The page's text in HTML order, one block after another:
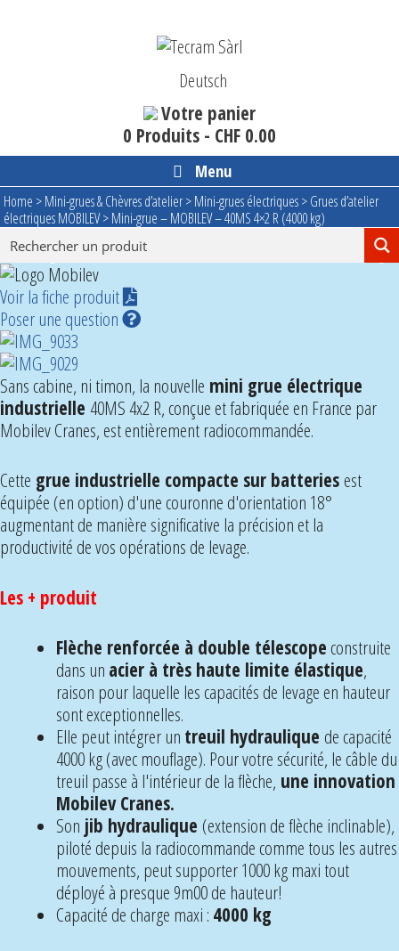
Deutsch
Votre panier
0 Produits - CHF 0.00
Menu
Home >Mini-grues & Chèvres d’atelier>Mini-grues électriques>Grues d’atelier
électriques MOBILEV>Mini-grue – MOBILEV – 40MS 4×2 R (4000 kg)
Mini-grue - MOBILEV - 40MS 4x2 R (4000 kg)
Voir la fiche produit
Poser une question
Sans cabine, ni timon, la nouvelle mini grue électrique
industrielle 40MS 4x2 R, conçue et fabriquée en France par
Mobilev Cranes, est entièrement radiocommandée.
Cette grue industrielle compacte sur batteries est
équipée (en option) d'une couronne d'orientation 18°
augmentant de manière significative la précision et la
productivité de vos opérations de levage.
Les + produit
Flèche renforcée à double télescope construite
dans un acier à très haute limite élastique,
raison pour laquelle les capacités de levage en hauteur
sont exceptionnelles.
Elle peut intégrer un treuil hydraulique de capacité
4000 kg (avec mouflage). Pour votre sécurité, le câble du
treuil passe à l'intérieur de la flèche, une innovation
Mobilev Cranes.
Son jib hydraulique (extension de flèche inclinable),
piloté depuis la radiocommande comme tous les autres
mouvements, peut supporter 1000 kg maxi tout
déployé à presque 9m00 de hauteur!
Capacité de charge maxi : 4000 kg